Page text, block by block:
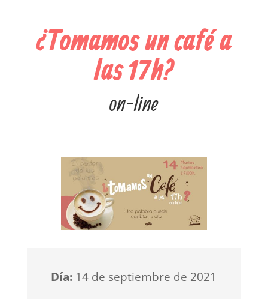
¿Tomamos un café a
las 17h?
on-line
Día:14 de septiembre de 2021